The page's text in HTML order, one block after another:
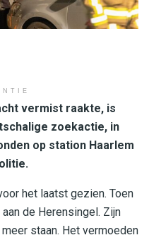
vermist raakte, is
zoekactie, in
op station Haarlem
het laatst gezien. Toen
de Herensingel. Zijn
staan. Het vermoeden